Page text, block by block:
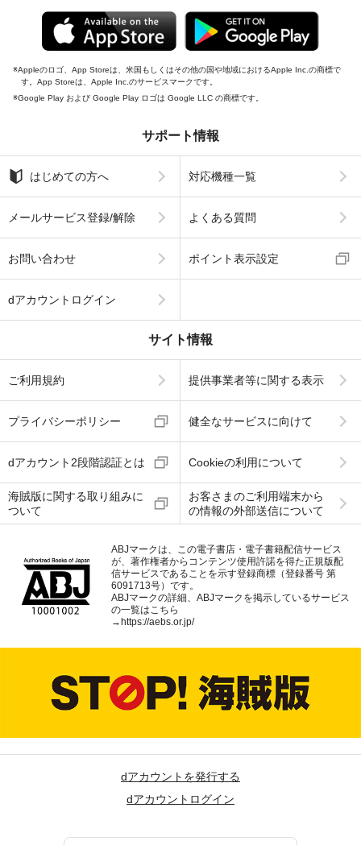
Appleのロゴ、App Storeは、米国もしくはその他の国や地域におけるApple Inc.の商標で
す。App Storeは、Apple Inc.のサービスマークです。
Google Play および Google Play ロゴは Google LLC の商標です。
サポート情報
はじめての方へ 対応機種一覧
メールサービス登録/解除 よくある質問
お問い合わせ ポイント表示設定
dアカウントログイン
サイト情報
ご利用規約 提供事業者等に関する表示
プライバシーポリシー 健全なサービスに向けて
dアカウント2段階認証とは Cookieの利用について
海賊版に関する取り組みに
ついて
お客さまのご利用端末から
の情報の外部送信について
ABJマークは、この電子書店・電子書籍配信サービス
が、著作権者からコンテンツ使用許諾を得た正規版配
信サービスであることを示す登録商標（登録番号 第
6091713号）です。
ABJマークの詳細、ABJマークを掲示しているサービス
の一覧はこちら
→ https://aebs.or.jp/
dアカウントを発行する
dアカウントログイン